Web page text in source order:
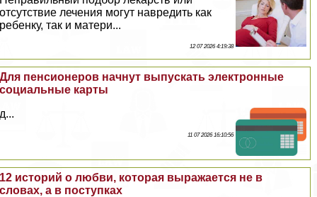
отсутствие лечения могут навредить как
ребенку, так и матери...
12 07 2026 4:19:38
Для пенсионеров начнут выпускать электронные
социальные карты
д...
11 07 2026 16:10:56
12 историй о любви, которая выражается не в
словах, а в поступках